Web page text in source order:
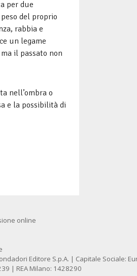
per due
del proprio
rabbia e
un legame
il passato non
nell’ombra o
e la possibilità di
online
Editore S.p.A. | Capitale Sociale:
| REA Milano: 1428290